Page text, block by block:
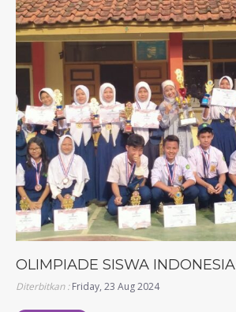
OLIMPIADE SISWA INDONESIA
Diterbitkan :Friday, 23 Aug 2024